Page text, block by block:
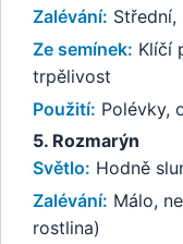
Zalévání: Střední,
Ze semínek: Klíčí
trpělivost
Použití: Polévky,
5. Rozmarýn
Světlo: Hodně
Zalévání: Málo,
rostlina)